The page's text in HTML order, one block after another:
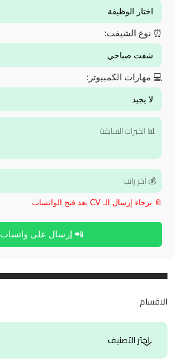
⏰ نوع الشيفت:
💻 مهارات الكمبيوتر:
📎 برجاء إرسال الـ CV بعد فتح الواتساب
📲 إرسال على واتساب
الاقسام